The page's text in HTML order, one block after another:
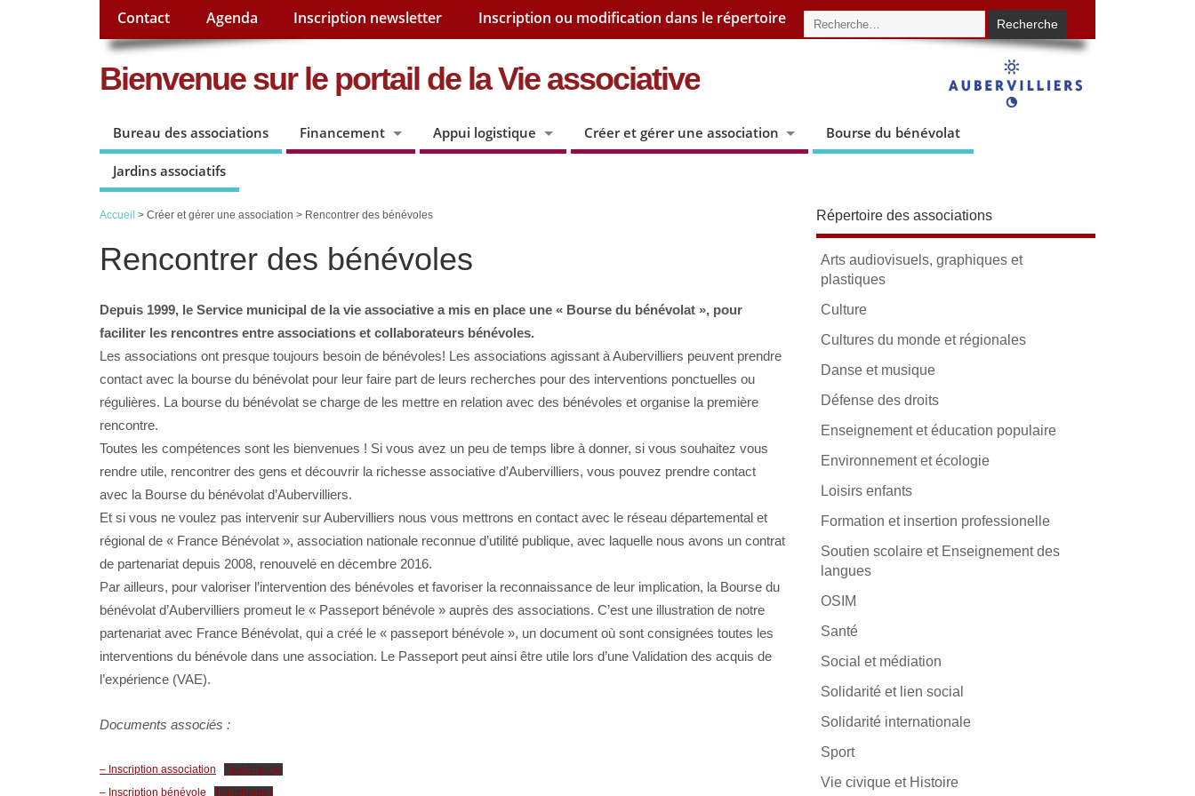
Contact Agenda Inscription newsletter Inscription ou modification dans le répertoire
Bienvenue sur le portail de la Vie associative
Bureau des associations Financement Appui logistique Créer et gérer une association Bourse du bénévolat
Jardins associatifs
Accueil > Créer et gérer une association > Rencontrer des bénévoles
Rencontrer des bénévoles
Depuis 1999, le Service municipal de la vie associative a mis en place une « Bourse du bénévolat », pour
faciliter les rencontres entre associations et collaborateurs bénévoles.
Les associations ont presque toujours besoin de bénévoles! Les associations agissant à Aubervilliers peuvent prendre
contact avec la bourse du bénévolat pour leur faire part de leurs recherches pour des interventions ponctuelles ou
régulières. La bourse du bénévolat se charge de les mettre en relation avec des bénévoles et organise la première
rencontre.
Toutes les compétences sont les bienvenues ! Si vous avez un peu de temps libre à donner, si vous souhaitez vous
rendre utile, rencontrer des gens et découvrir la richesse associative d’Aubervilliers, vous pouvez prendre contact
avec la Bourse du bénévolat d’Aubervilliers.
Et si vous ne voulez pas intervenir sur Aubervilliers nous vous mettrons en contact avec le réseau départemental et
régional de « France Bénévolat », association nationale reconnue d’utilité publique, avec laquelle nous avons un contrat
de partenariat depuis 2008, renouvelé en décembre 2016.
Par ailleurs, pour valoriser l’intervention des bénévoles et favoriser la reconnaissance de leur implication, la Bourse du
bénévolat d’Aubervilliers promeut le « Passeport bénévole » auprès des associations. C’est une illustration de notre
partenariat avec France Bénévolat, qui a créé le « passeport bénévole », un document où sont consignées toutes les
interventions du bénévole dans une association. Le Passeport peut ainsi être utile lors d’une Validation des acquis de
l’expérience (VAE).
Documents associés :
– Inscription association
Télécharger
– Inscription bénévole
Télécharger
Répertoire des associations
Arts audiovisuels, graphiques et
plastiques
Culture
Cultures du monde et régionales
Danse et musique
Défense des droits
Enseignement et éducation populaire
Environnement et écologie
Loisirs enfants
Formation et insertion professionelle
Soutien scolaire et Enseignement des
langues
OSIM
Santé
Social et médiation
Solidarité et lien social
Solidarité internationale
Sport
Vie civique et Histoire